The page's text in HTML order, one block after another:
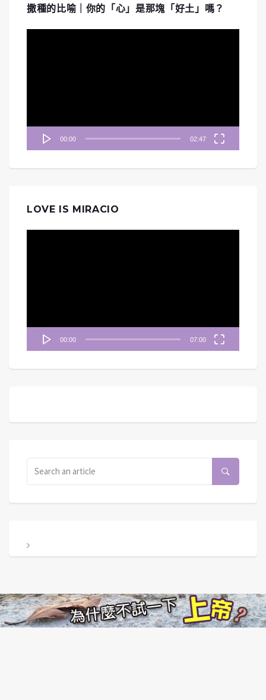
撒種的比喻｜你的「心」是那塊「好土」嗎？
00:00 02:47
LOVE IS MIRACIO
00:00 07:00